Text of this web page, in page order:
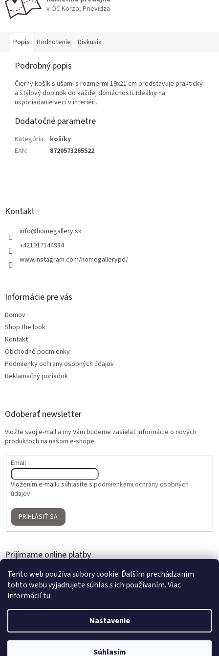
Tento web používa súbory cookie. Ďalším prechádzaním
tohto webu vyjadrujete súhlas s ich používaním. Viac
informáciítu.
Nastavenie
Súhlasím
2 + 1 ZADARMO na umelé kvety a aranžmány | Nakúpte 3 produkty,
v OC Korzo, Prievidza
Popis Hodnotenie Diskusia
Podrobný popis
Čierny košík s ušami s rozmermi 19x21 cm predstavuje praktický
a štýlový doplnok do každej domácnosti. Ideálny na
usporiadanie vecí v interiéri.
Dodatočné parametre
Kategória: košíky
EAN: 8720573265522
Kontakt
info@homegallery.sk
+421917144984
www.instagram.com/homegallerypd/
Informácie pre vás
Domov
Shop the look
Kontakt
Obchodné podmienky
Podmienky ochrany osobných údajov
Reklamačný poriadok
Odoberať newsletter
Vložte svoj e-mail a my Vám budeme zasielať informácie o nových
produktoch na našom e-shope.
Email
Vložením e-mailu súhlasíte s podmienkami ochrany osobných
údajov
PRIHLÁSIŤ SA
Prijímame online platby
Vytvoril Shoptet
Home Gallery. Všetky práva vyhradené.